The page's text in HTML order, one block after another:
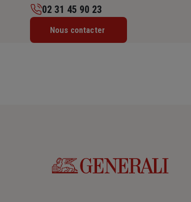
Mardi : 09h – 12h30 / 13h30 – 17h
02 31 45 90 23
Nous contacter